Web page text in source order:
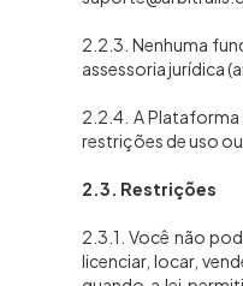
2.2.3. Nenhuma
assessoria jurídica
2.2.4. A
restrições de uso ou
2.3. Restrições
2.3.1. Você não
licenciar, locar,